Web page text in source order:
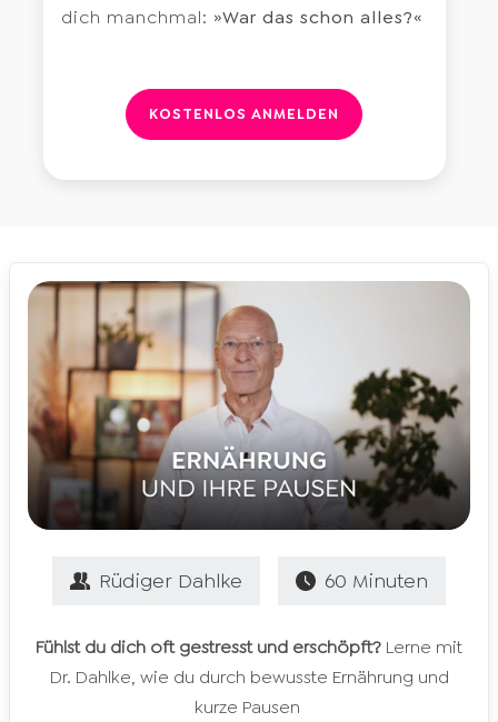
dich manchmal: »War das schon alles?«
KOSTENLOS ANMELDEN
Rüdiger Dahlke 60 Minuten
Fühlst du dich oft gestresst und erschöpft? Lerne mit
Dr. Dahlke, wie du durch bewusste Ernährung und
kurze Pausen